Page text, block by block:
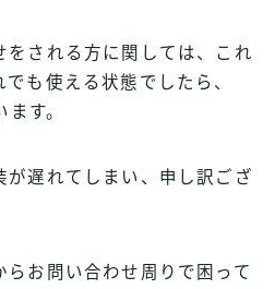
をされる方に関しては、これ
も使える状態でしたら、
す。
が遅れてしまい、申し訳ござ
お問い合わせ周りで困って